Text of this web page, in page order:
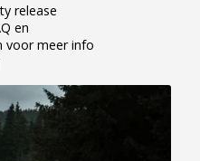
release
en
voor meer info